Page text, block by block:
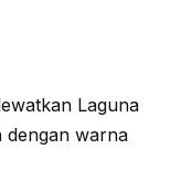
Laguna
dengan warna